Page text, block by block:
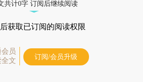
共计0字 订阅后继续阅读
后获取已订阅的阅读权限
员
文
订阅/会员升级